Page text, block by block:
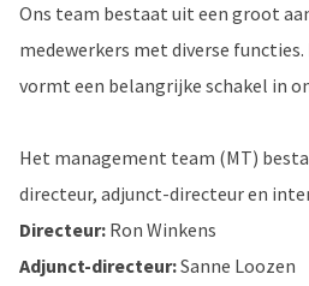
Ons team bestaat uit een groot
medewerkers met diverse functies.
vormt een belangrijke schakel in
Het management team (MT)
directeur, adjunct-directeur en
Directeur: Ron Winkens
Adjunct-directeur:Sanne Loozen